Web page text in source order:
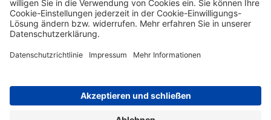
Impressum Datenschutz Barrierefreiheit